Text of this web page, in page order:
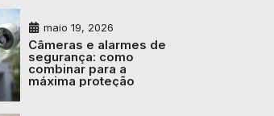
maio 19, 2026
Câmeras e alarmes de
segurança: como
combinar para a
máxima proteção